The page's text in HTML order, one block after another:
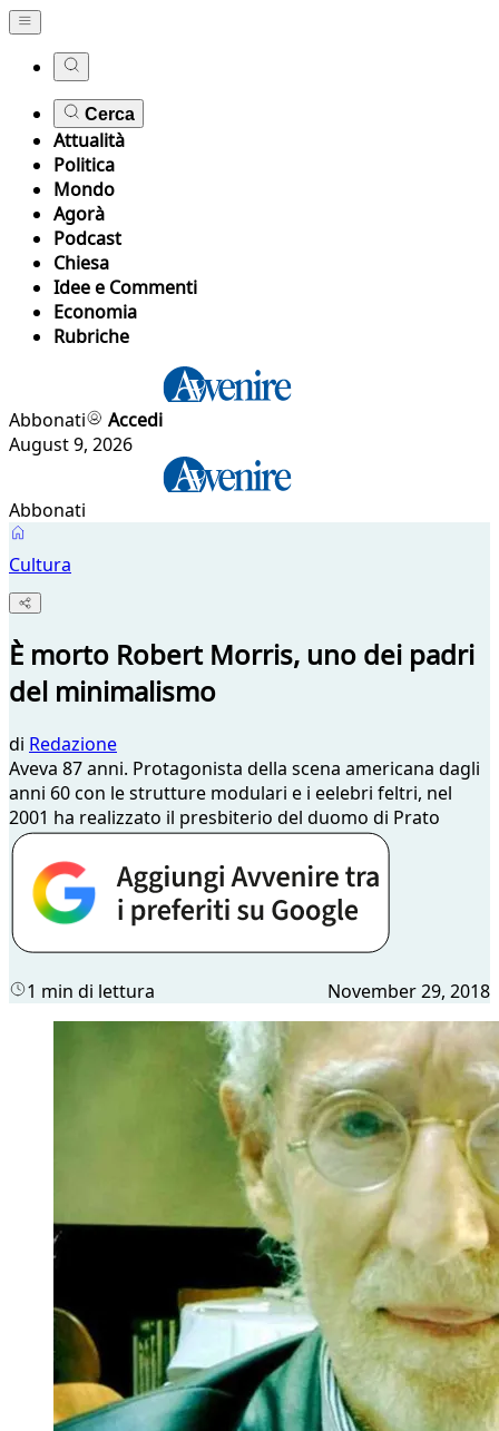
Cerca
Attualità
Politica
Mondo
Agorà
Podcast
Chiesa
Idee e Commenti
Economia
Rubriche
Abbonati
Accedi
August 9, 2026
Abbonati
Cultura
È morto Robert Morris, uno dei padri
del minimalismo
di Redazione
Aveva 87 anni. Protagonista della scena americana dagli
anni 60 con le strutture modulari e i eelebri feltri, nel
2001 ha realizzato il presbiterio del duomo di Prato
1 min di lettura November 29, 2018